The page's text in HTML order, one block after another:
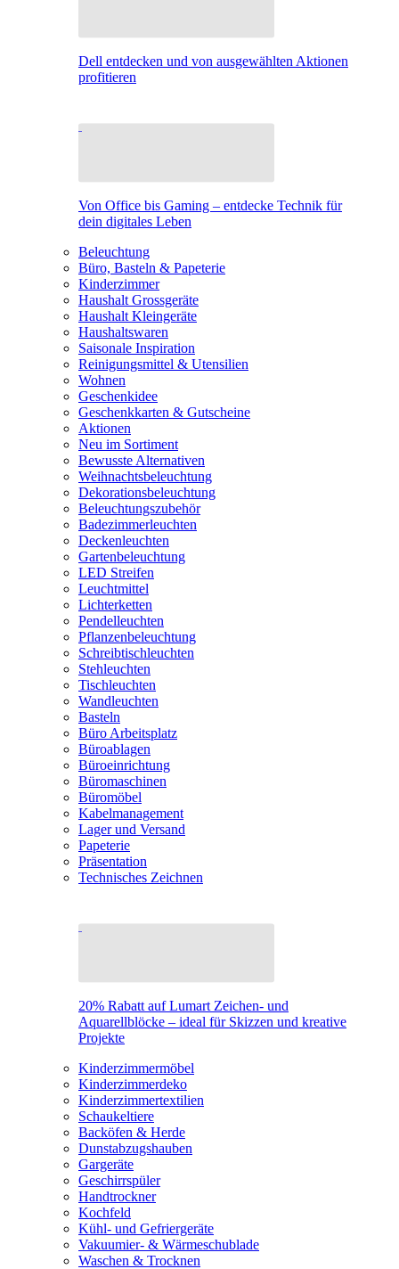
Dell entdecken und von ausgewählten Aktionen
profitieren
Von Office bis Gaming – entdecke Technik für
dein digitales Leben
Beleuchtung
Büro, Basteln & Papeterie
Kinderzimmer
Haushalt Grossgeräte
Haushalt Kleingeräte
Haushaltswaren
Saisonale Inspiration
Reinigungsmittel & Utensilien
Wohnen
Geschenkidee
Geschenkkarten & Gutscheine
Aktionen
Neu im Sortiment
Bewusste Alternativen
Weihnachtsbeleuchtung
Dekorationsbeleuchtung
Beleuchtungszubehör
Badezimmerleuchten
Deckenleuchten
Gartenbeleuchtung
LED Streifen
Leuchtmittel
Lichterketten
Pendelleuchten
Pflanzenbeleuchtung
Schreibtischleuchten
Stehleuchten
Tischleuchten
Wandleuchten
Basteln
Büro Arbeitsplatz
Büroablagen
Büroeinrichtung
Büromaschinen
Büromöbel
Kabelmanagement
Lager und Versand
Papeterie
Präsentation
Technisches Zeichnen
20% Rabatt auf Lumart Zeichen- und
Aquarellblöcke – ideal für Skizzen und kreative
Projekte
Kinderzimmermöbel
Kinderzimmerdeko
Kinderzimmertextilien
Schaukeltiere
Backöfen & Herde
Dunstabzugshauben
Gargeräte
Geschirrspüler
Handtrockner
Kochfeld
Kühl- und Gefriergeräte
Vakuumier- & Wärmeschublade
Waschen & Trocknen